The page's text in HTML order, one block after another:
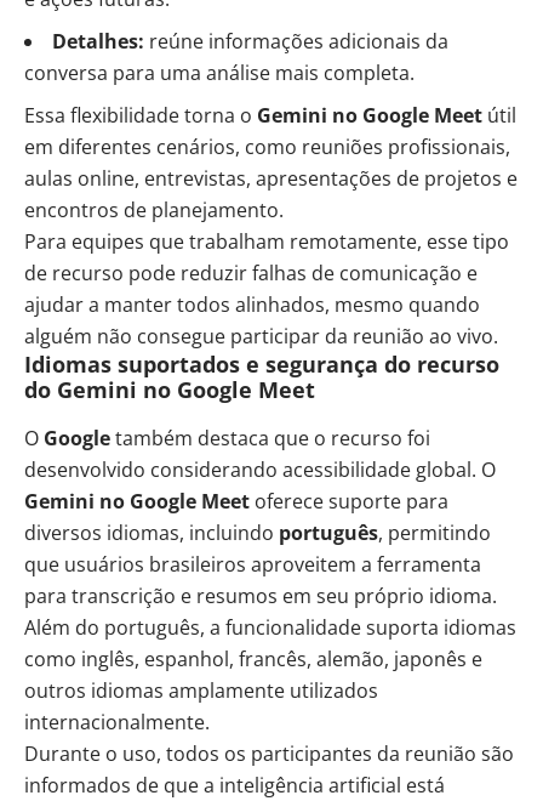
Detalhes: reúne informações adicionais da
conversa para uma análise mais completa.
Essa flexibilidade torna o Gemini no Google Meet útil
em diferentes cenários, como reuniões profissionais,
aulas online, entrevistas, apresentações de projetos e
encontros de planejamento.
Para equipes que trabalham remotamente, esse tipo
de recurso pode reduzir falhas de comunicação e
ajudar a manter todos alinhados, mesmo quando
alguém não consegue participar da reunião ao vivo.
Idiomas suportados e segurança do recurso
do Gemini no Google Meet
O Googletambém destaca que o recurso foi
desenvolvido considerando acessibilidade global. O
Gemini no Google Meet oferece suporte para
diversos idiomas, incluindo português, permitindo
que usuários brasileiros aproveitem a ferramenta
para transcrição e resumos em seu próprio idioma.
Além do português, a funcionalidade suporta idiomas
como inglês, espanhol, francês, alemão, japonês e
outros idiomas amplamente utilizados
internacionalmente.
Durante o uso, todos os participantes da reunião são
informados de que a inteligência artificial está